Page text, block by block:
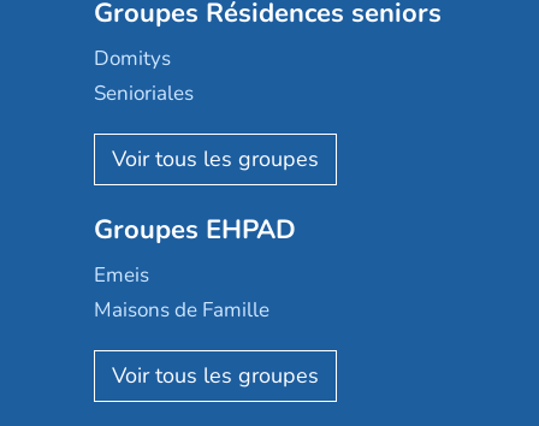
Groupes Résidences seniors
Domitys
Senioriales
Nohée
Les Résidentiels
Mobicap
Domusvi
Happy Senior
Aquarelia
Nexity edenea
Groupes EHPAD
Emeis
Maisons de Famille
Korian
Emera